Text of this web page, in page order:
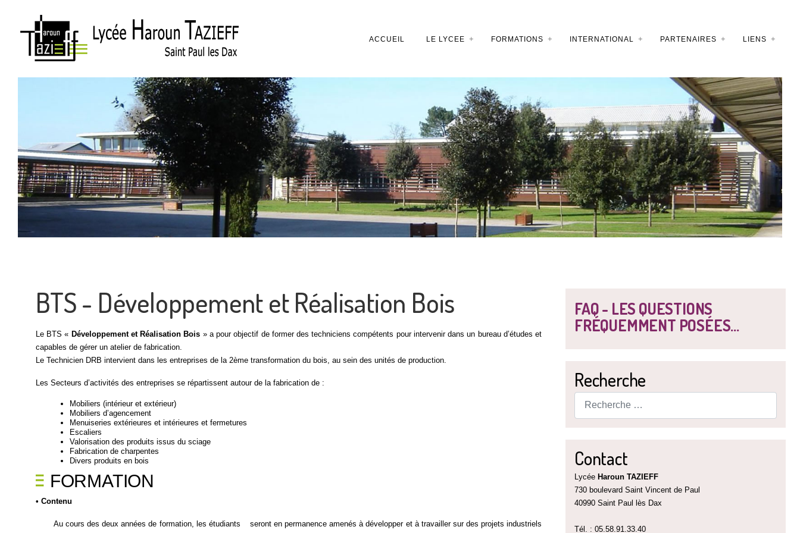
ACCUEIL LE LYCEE FORMATIONS INTERNATIONAL PARTENAIRES LIENS
FAQ - LES QUESTIONS
FRÉQUEMMENT POSÉES...
Recherche
Contact
Lycée Haroun TAZIEFF
730 boulevard Saint Vincent de Paul
40990 Saint Paul lès Dax
Tél. : 05.58.91.33.40
BTS - Développement et Réalisation Bois
Le BTS « Développement et Réalisation Bois » a pour objectif de former des techniciens compétents pour intervenir dans un bureau d’études et
capables de gérer un atelier de fabrication.
Le Technicien DRB intervient dans les entreprises de la 2ème transformation du bois, au sein des unités de production.
Les Secteurs d’activités des entreprises se répartissent autour de la fabrication de :
Mobiliers (intérieur et extérieur)
Mobiliers d’agencement
Menuiseries extérieures et intérieures et fermetures
Escaliers
Valorisation des produits issus du sciage
Fabrication de charpentes
Divers produits en bois
FORMATION
• Contenu
Au cours des deux années de formation, les étudiants seront en permanence amenés à développer et à travailler sur des projets industriels